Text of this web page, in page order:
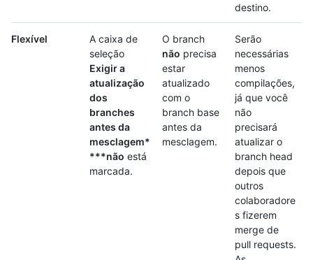
destino.
Flexível
A caixa de
seleção
Exigir a
atualização
dos
branches
antes da
mesclagem*
***não está
marcada.
O branch
não precisa
estar
atualizado
com o
branch base
antes da
mesclagem.
Serão
necessárias
menos
compilações,
já que você
não
precisará
atualizar o
branch head
depois que
outros
colaboradore
s fizerem
merge de
pull requests.